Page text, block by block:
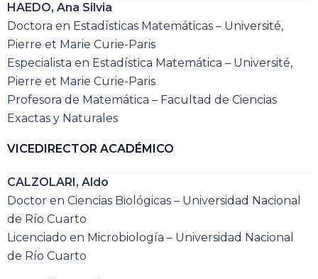
HAEDO, Ana Silvia
Doctora en Estadísticas Matemáticas – Université‚
Pierre et Marie Curie-Paris
Especialista en Estadística Matemática – Université‚
Pierre et Marie Curie-Paris
Profesora de Matemática – Facultad de Ciencias
Exactas y Naturales
VICEDIRECTOR ACADÉMICO
CALZOLARI, Aldo
Doctor en Ciencias Biológicas – Universidad Nacional
de Río Cuarto
Licenciado en Microbiología – Universidad Nacional
de Río Cuarto